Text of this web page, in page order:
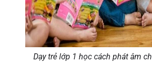
Dạy trẻ lớp 1 học cách phát âm